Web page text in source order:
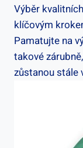
Výběr
klíčovým
Pamatujte na
takové
zůstanou stále